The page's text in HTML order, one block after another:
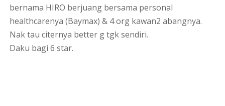
bernama HIRO berjuang bersama personal
healthcarenya (Baymax) & 4 org kawan2 abangnya.
Nak tau citernya better g tgk sendiri.
Daku bagi 6 star.